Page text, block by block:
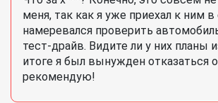
меня, так как я уже приехал к ним в
намеревался проверить
тест-драйв. Видите ли у них планы
итоге я был вынужден отказаться
рекомендую!